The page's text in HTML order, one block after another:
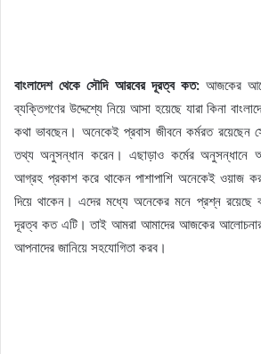
বাংলাদেশ থেকে সৌদি আরবের দূরত্ব কত: আজকের
ব্যক্তিগণের উদ্দেশ্যে নিয়ে আসা হয়েছে যারা কিনা
কথা ভাবছেন। অনেকেই প্রবাস জীবনে কর্মরত
তথ্য অনুসন্ধান করেন। এছাড়াও কর্মের অনুসন্ধানে
আগ্রহ প্রকাশ করে থাকেন পাশাপাশি অনেকেই ওয়াজ
দিয়ে থাকেন। এদের মধ্যে অনেকের মনে প্রশ্ন রয়েছে
দূরত্ব কত এটি। তাই আমরা আমাদের আজকের আলোচনার
আপনাদের জানিয়ে সহযোগিতা করব।